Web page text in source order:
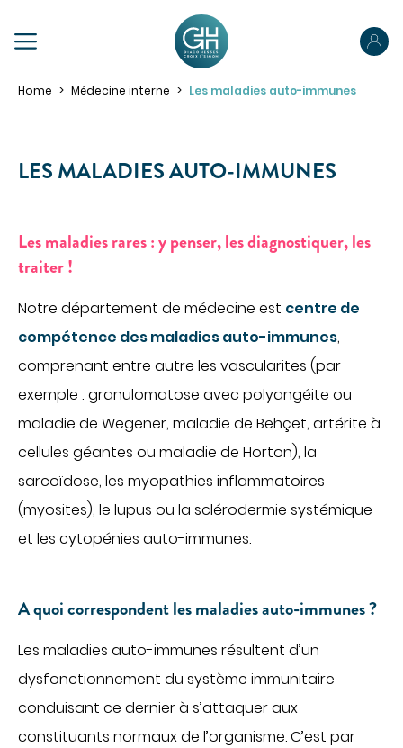
OUR SPECIALTIES
MAKE AN APPOINTMENT
YOUR STAY
INTERNATIONAL PATIENTS
FOR PROFESSIONALS
CONTACT
DONATE
PRÉPAREZ VOTRE SÉJOUR
Préparez votre hospitalisation
Pour les proches
Pour les patients porteurs de handicap
ACCÉDER À NOS ÉTABLISSEMENTS
PORTAIL PATIENT
Obtenir des informations sur mon hospitalisation
Obtenir la TV et le téléphone en chambre
Régler une facture
PATIENTS INTERNATIONNAUX
MÉDECINE
Cancérologie
Gériatrie aiguë
Médecine interne
Oncologie
Proctologie
Rhumatologie
Home Médecine interne Les maladies auto-immunes
LES MALADIES AUTO-IMMUNES
Les maladies rares : y penser, les diagnostiquer, les
traiter !
Notre département de médecine est centre de
compétence des maladies auto-immunes,
comprenant entre autre les vascularites (par
exemple : granulomatose avec polyangéite ou
maladie de Wegener, maladie de Behçet, artérite à
cellules géantes ou maladie de Horton), la
sarcoïdose, les myopathies inflammatoires
(myosites), le lupus ou la sclérodermie systémique
et les cytopénies auto-immunes.
A quoi correspondent les maladies auto-immunes ?
Les maladies auto-immunes résultent d’un
dysfonctionnement du système immunitaire
conduisant ce dernier à s’attaquer aux
constituants normaux de l’organisme. C’est par